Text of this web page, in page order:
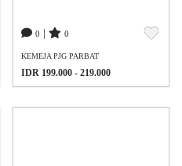
0 0
KEMEJA PJG PARBAT
IDR 199.000 - 219.000